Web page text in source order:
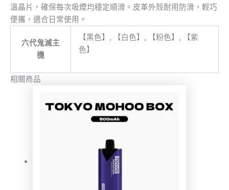
溫晶片，確保每次吸煙均穩定順滑。皮革外殼耐用防滑，輕巧
便攜，適合日常使用。
六代鬼滅主
機
【黑色】, 【白色】, 【粉色】, 【紫
色】
相關商品